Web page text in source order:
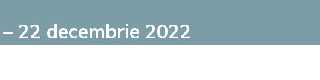
22 decembrie 2022